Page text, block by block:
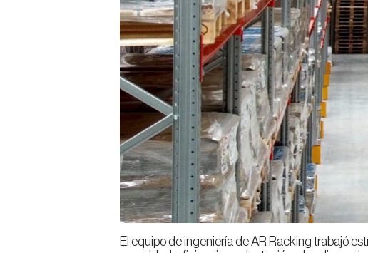
El equipo de ingeniería de AR Racking trabajó